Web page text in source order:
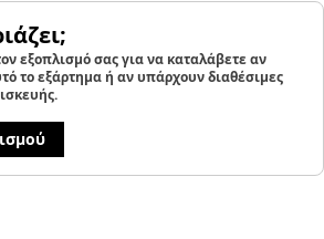
εξοπλισμό σας για να καταλάβετε αν
το εξάρτημα ή αν υπάρχουν διαθέσιμες